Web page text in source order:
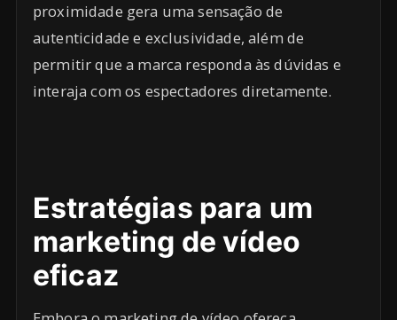
proximidade gera uma sensação de
autenticidade e exclusividade, além de
permitir que a marca responda às dúvidas e
interaja com os espectadores diretamente.
Estratégias para um
marketing de vídeo
eficaz